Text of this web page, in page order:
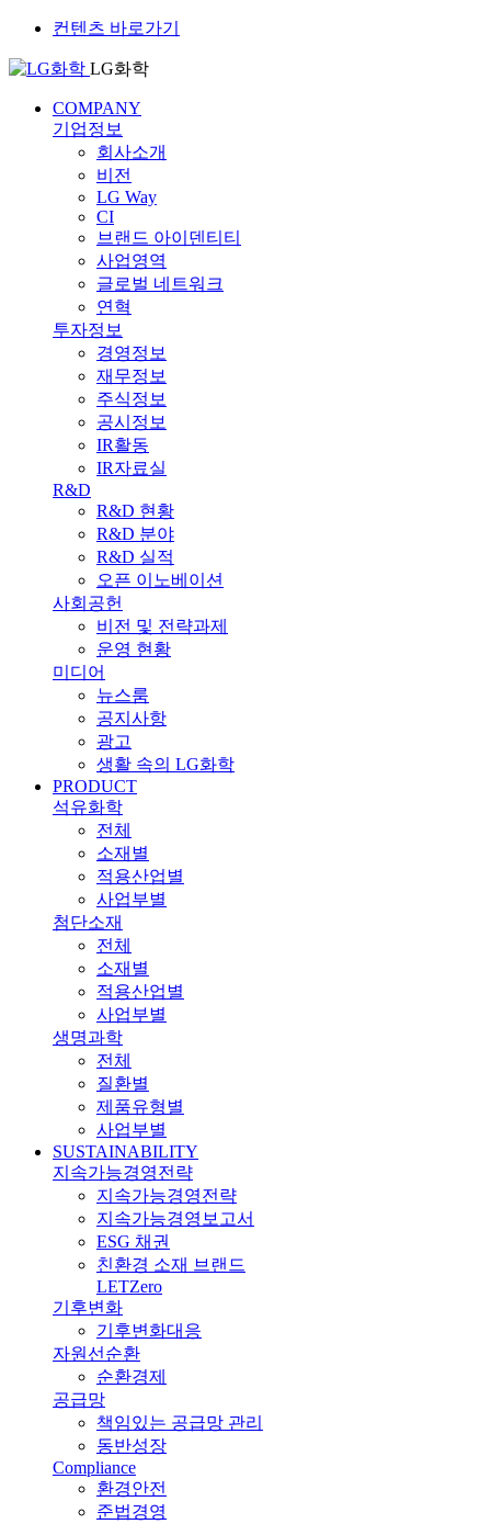
컨텐츠 바로가기
LG화학
COMPANY
기업정보
회사소개
비전
LG Way
CI
브랜드 아이덴티티
사업영역
글로벌 네트워크
연혁
투자정보
경영정보
재무정보
주식정보
공시정보
IR활동
IR자료실
R&D
R&D 현황
R&D 분야
R&D 실적
오픈 이노베이션
사회공헌
비전 및 전략과제
운영 현황
미디어
뉴스룸
공지사항
광고
생활 속의 LG화학
PRODUCT
석유화학
전체
소재별
적용산업별
사업부별
첨단소재
전체
소재별
적용산업별
사업부별
생명과학
전체
질환별
제품유형별
사업부별
SUSTAINABILITY
지속가능경영전략
지속가능경영전략
지속가능경영보고서
ESG 채권
친환경 소재 브랜드
LETZero
기후변화
기후변화대응
자원선순환
순환경제
공급망
책임있는 공급망 관리
동반성장
Compliance
환경안전
준법경영